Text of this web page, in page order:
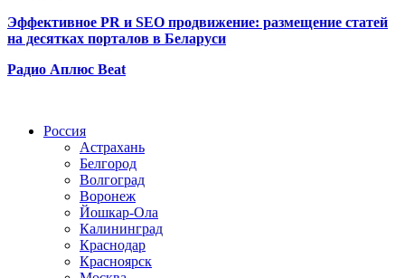
Эффективное PR и SEO продвижение: размещение статей
на десятках порталов в Беларуси
Радио Аплюс Beat
Россия
Астрахань
Белгород
Волгоград
Воронеж
Йошкар-Ола
Калининград
Краснодар
Красноярск